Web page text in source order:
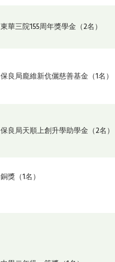
東華三院155周年獎學金（2名）
保良局龐維新伉儷慈善基金（1名）
保良局天順上創升學助學金（2名
銅獎（1名）